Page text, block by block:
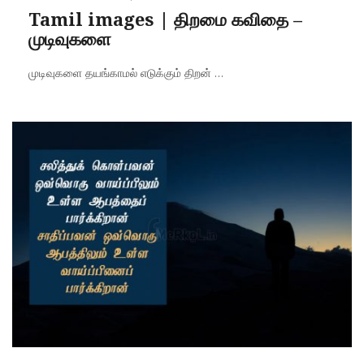
Tamil images | திறமை கவிதை –
முடிவுகளை
முடிவுகளை தயங்காமல் எடுக்கும் திறன் ...